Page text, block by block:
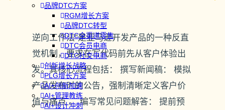
品牌DTC方案
RGM增长方案
品牌DTC转型
DTC全渠道零售
DTC会员电商
DTC社交电商
创新增长战略
PLG增长方案
AI+创新加速
AI+管理教练
AI+设计冲刺
逆向工作法”是亚马逊开发产品的一种反直
觉机制，要求在写代码前先从客户体验出
发。其核心流程包括： 撰写新闻稿： 模拟
产品发布时的公告，强制清晰定义客户价
值与痛点 。 编写常见问题解答： 提前预